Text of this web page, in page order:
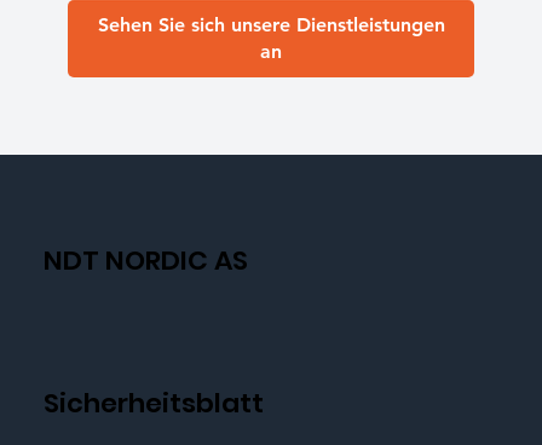
Sehen Sie sich unsere Dienstleistungen
an
NDT NORDIC AS
Sicherheitsblatt